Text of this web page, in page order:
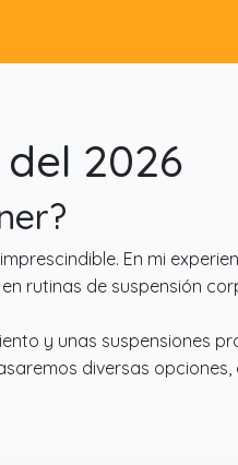
2026
En mi
rutinas de suspensión
y unas suspensiones
diversas opciones,